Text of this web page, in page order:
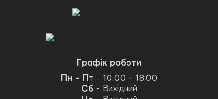
Графік роботи
Пн - Пт - 10:00 - 18:00
Сб- Вихідний